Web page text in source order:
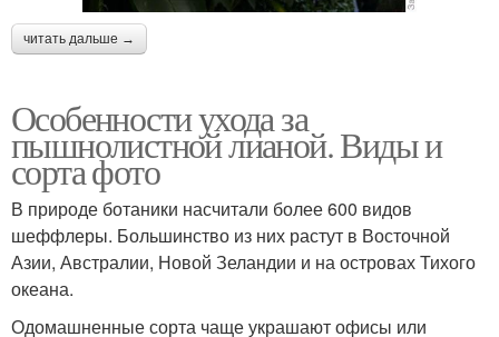
читать дальше →
Особенности ухода за
пышнолистной лианой. Виды и
сорта фото
В природе ботаники насчитали более 600 видов
шеффлеры. Большинство из них растут в Восточной
Азии, Австралии, Новой Зеландии и на островах Тихого
океана.
Одомашненные сорта чаще украшают офисы или